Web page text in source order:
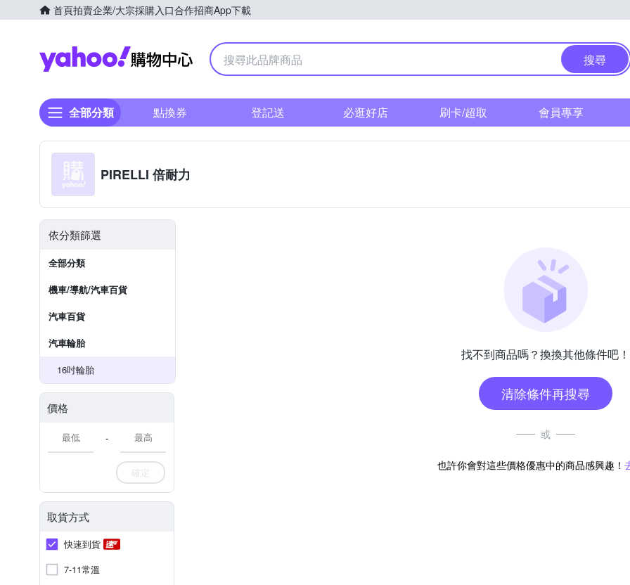
首頁拍賣企業/大宗採購入口合作招商App下載
Yahoo購物中心
搜尋
全部分類 點換券 登記送 必逛好店 刷卡/超取 會員專享
PIRELLI 倍耐力
依分類篩選
全部分類
機車/導航/汽車百貨
汽車百貨
汽車輪胎
16吋輪胎
價格
-
確定
取貨方式
快速到貨
7-11常溫
找不到商品嗎？換換其他條件吧！
清除條件再搜尋
或
也許你會對這些價格優惠中的商品感興趣！